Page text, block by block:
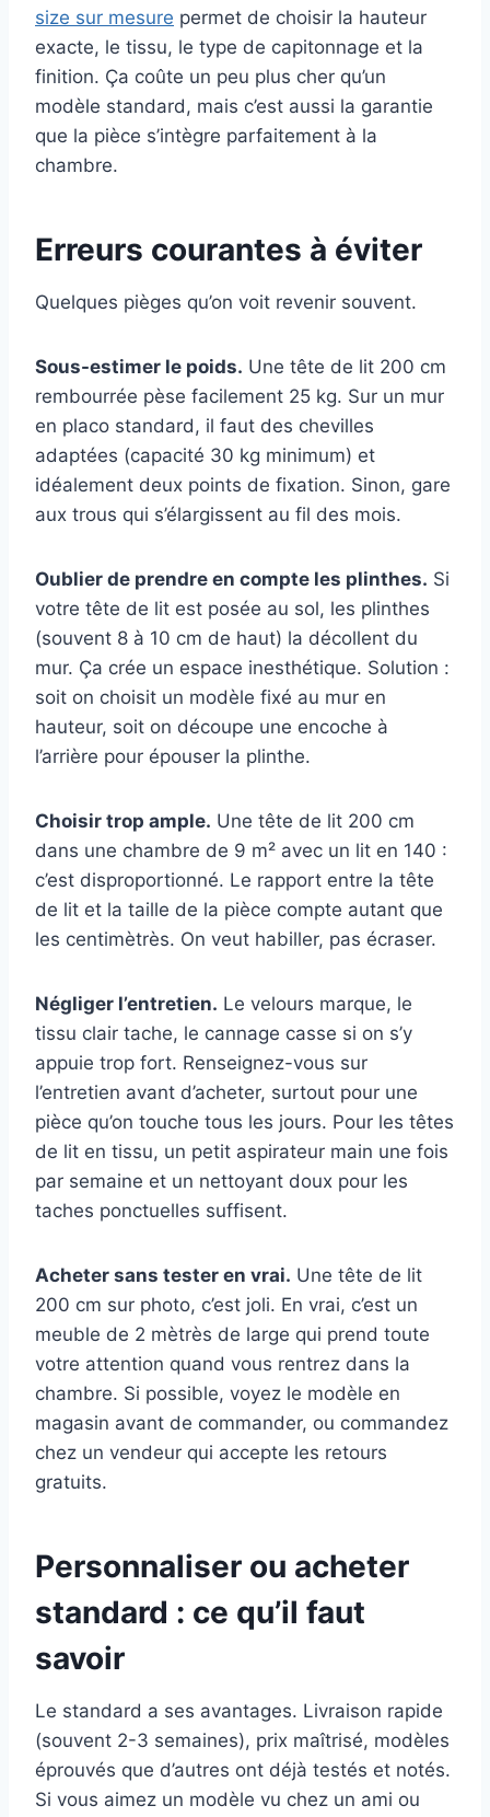
size sur mesure permet de choisir la hauteur
exacte, le tissu, le type de capitonnage et la
finition. Ça coûte un peu plus cher qu’un
modèle standard, mais c’est aussi la garantie
que la pièce s’intègre parfaitement à la
chambre.
Erreurs courantes à éviter
Quelques pièges qu’on voit revenir souvent.
Sous-estimer le poids. Une tête de lit 200 cm
rembourrée pèse facilement 25 kg. Sur un mur
en placo standard, il faut des chevilles
adaptées (capacité 30 kg minimum) et
idéalement deux points de fixation. Sinon, gare
aux trous qui s’élargissent au fil des mois.
Oublier de prendre en compte les plinthes. Si
votre tête de lit est posée au sol, les plinthes
(souvent 8 à 10 cm de haut) la décollent du
mur. Ça crée un espace inesthétique. Solution :
soit on choisit un modèle fixé au mur en
hauteur, soit on découpe une encoche à
l’arrière pour épouser la plinthe.
Choisir trop ample. Une tête de lit 200 cm
dans une chambre de 9 m² avec un lit en 140 :
c’est disproportionné. Le rapport entre la tête
de lit et la taille de la pièce compte autant que
les centimètrès. On veut habiller, pas écraser.
Négliger l’entretien. Le velours marque, le
tissu clair tache, le cannage casse si on s’y
appuie trop fort. Renseignez-vous sur
l’entretien avant d’acheter, surtout pour une
pièce qu’on touche tous les jours. Pour les têtes
de lit en tissu, un petit aspirateur main une fois
par semaine et un nettoyant doux pour les
taches ponctuelles suffisent.
Acheter sans tester en vrai. Une tête de lit
200 cm sur photo, c’est joli. En vrai, c’est un
meuble de 2 mètrès de large qui prend toute
votre attention quand vous rentrez dans la
chambre. Si possible, voyez le modèle en
magasin avant de commander, ou commandez
chez un vendeur qui accepte les retours
gratuits.
Personnaliser ou acheter
standard : ce qu’il faut
savoir
Le standard a ses avantages. Livraison rapide
(souvent 2-3 semaines), prix maîtrisé, modèles
éprouvés que d’autres ont déjà testés et notés.
Si vous aimez un modèle vu chez un ami ou